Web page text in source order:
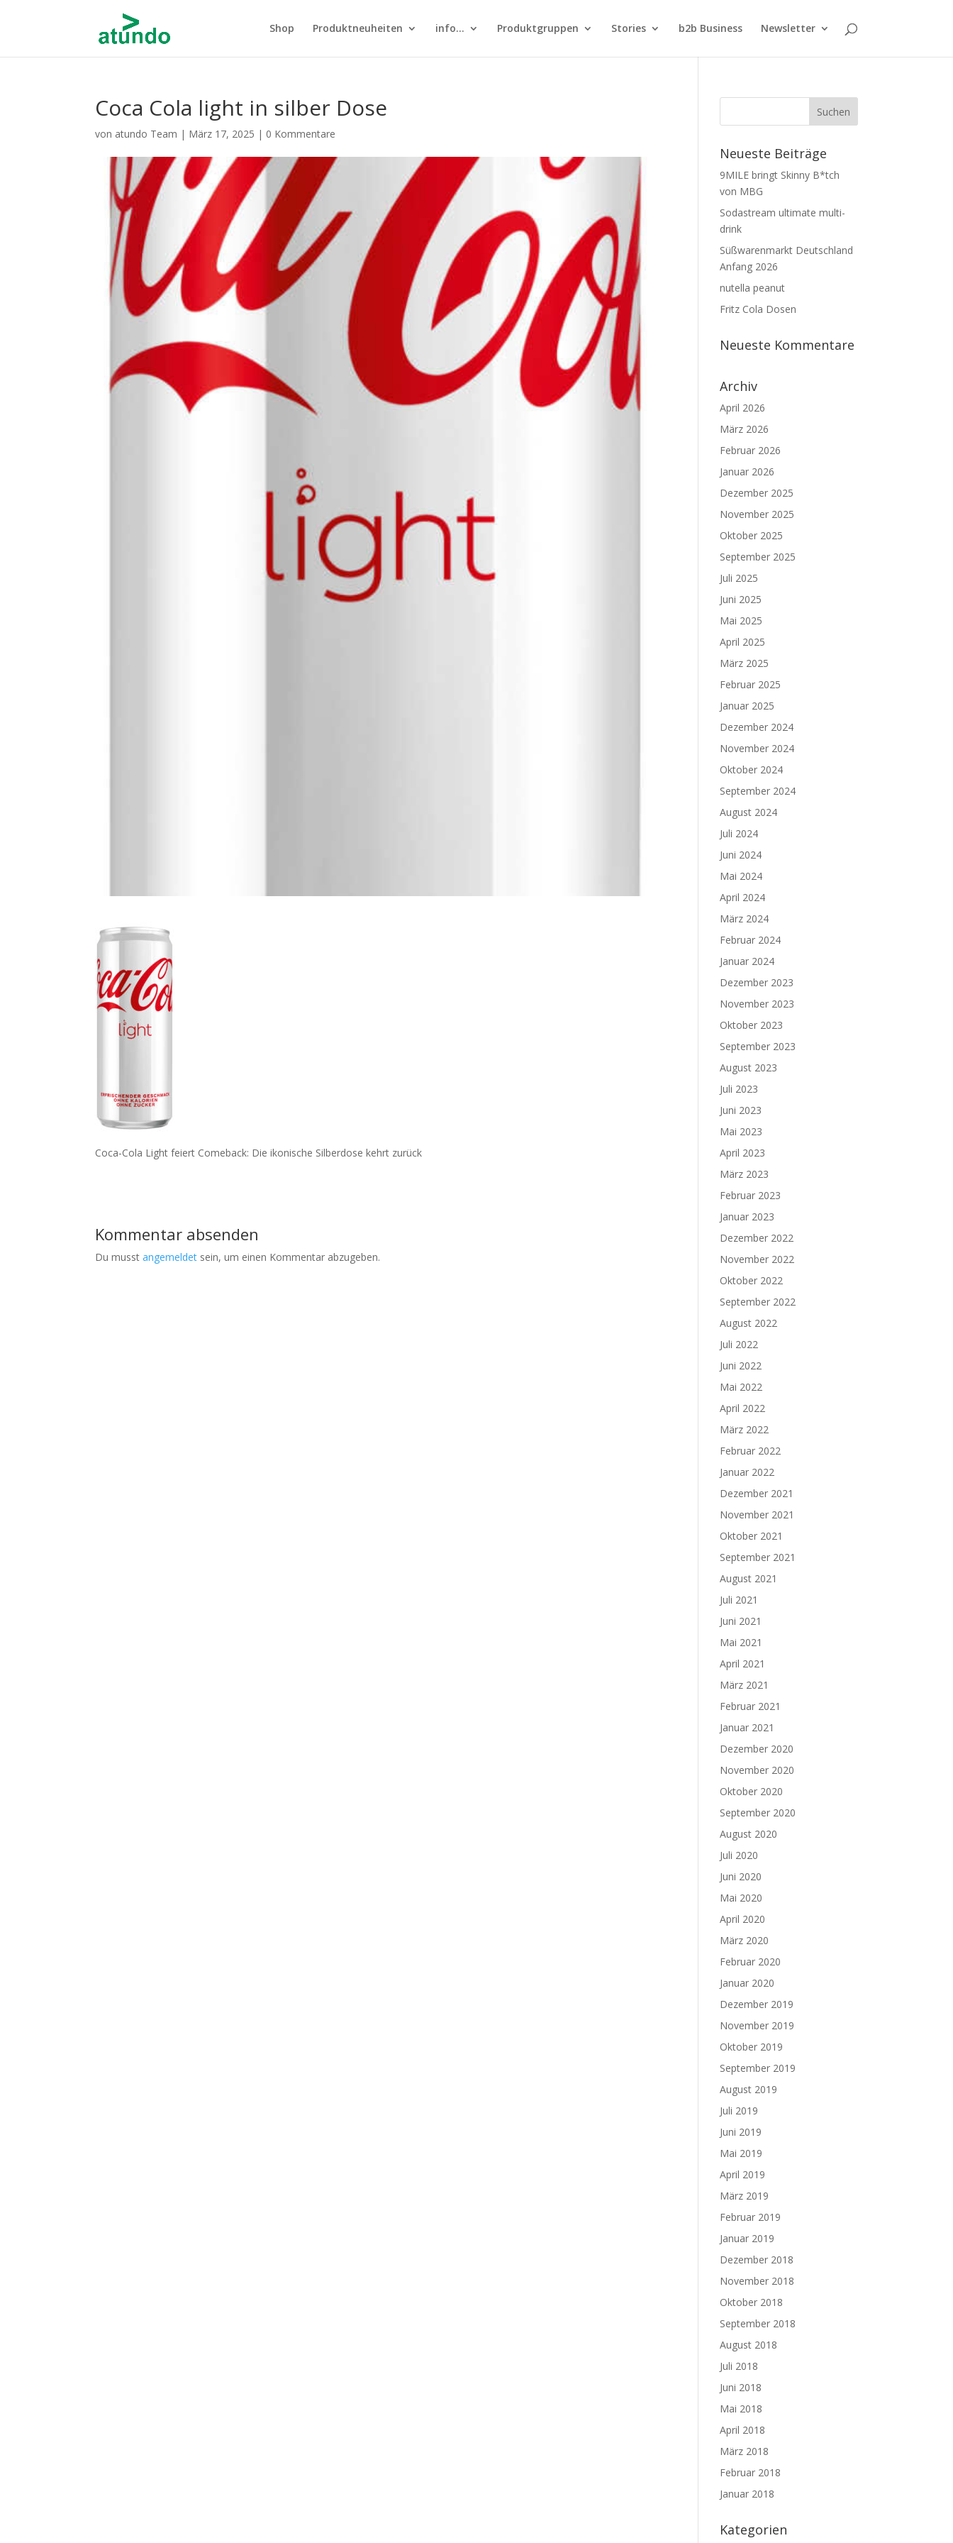
Shop Produktneuheiten info… Produktgruppen Stories b2b Business Newsletter
Coca Cola light in silber Dose
von atundo Team | März 17, 2025 | 0 Kommentare
Coca-Cola Light feiert Comeback: Die ikonische Silberdose kehrt zurück
Kommentar absenden
Du musstangemeldet sein, um einen Kommentar abzugeben.
Neueste Beiträge
9MILE bringt Skinny B*tch
von MBG
Sodastream ultimate multi-
drink
Süßwarenmarkt Deutschland
Anfang 2026
nutella peanut
Fritz Cola Dosen
Neueste Kommentare
Archiv
April 2026
März 2026
Februar 2026
Januar 2026
Dezember 2025
November 2025
Oktober 2025
September 2025
Juli 2025
Juni 2025
Mai 2025
April 2025
März 2025
Februar 2025
Januar 2025
Dezember 2024
November 2024
Oktober 2024
September 2024
August 2024
Juli 2024
Juni 2024
Mai 2024
April 2024
März 2024
Februar 2024
Januar 2024
Dezember 2023
November 2023
Oktober 2023
September 2023
August 2023
Juli 2023
Juni 2023
Mai 2023
April 2023
März 2023
Februar 2023
Januar 2023
Dezember 2022
November 2022
Oktober 2022
September 2022
August 2022
Juli 2022
Juni 2022
Mai 2022
April 2022
März 2022
Februar 2022
Januar 2022
Dezember 2021
November 2021
Oktober 2021
September 2021
August 2021
Juli 2021
Juni 2021
Mai 2021
April 2021
März 2021
Februar 2021
Januar 2021
Dezember 2020
November 2020
Oktober 2020
September 2020
August 2020
Juli 2020
Juni 2020
Mai 2020
April 2020
März 2020
Februar 2020
Januar 2020
Dezember 2019
November 2019
Oktober 2019
September 2019
August 2019
Juli 2019
Juni 2019
Mai 2019
April 2019
März 2019
Februar 2019
Januar 2019
Dezember 2018
November 2018
Oktober 2018
September 2018
August 2018
Juli 2018
Juni 2018
Mai 2018
April 2018
März 2018
Februar 2018
Januar 2018
Kategorien